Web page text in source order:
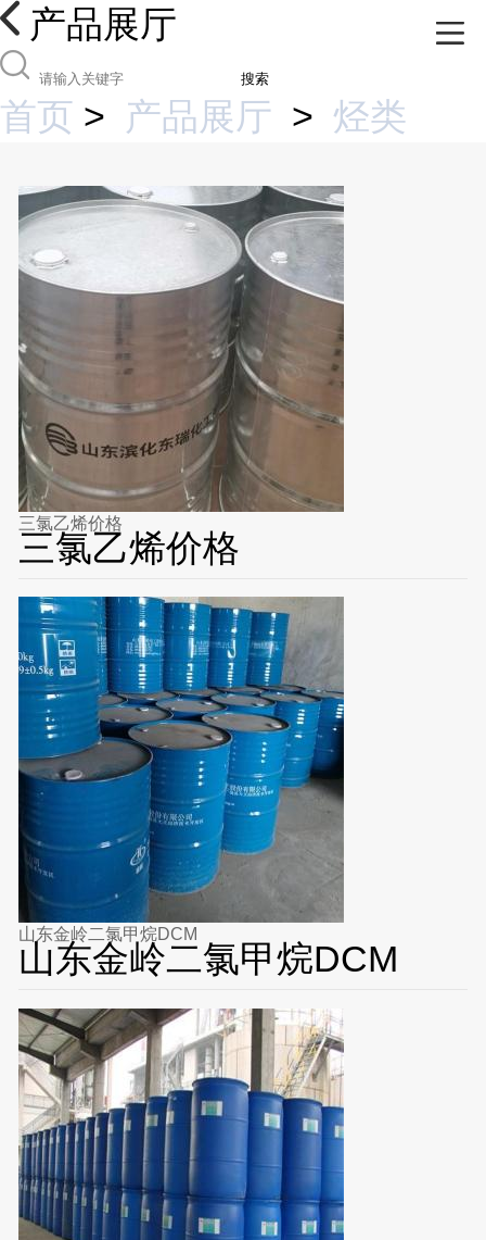
产品展厅
搜索
首页 > 产品展厅 > 烃类
三氯乙烯价格
三氯乙烯价格
山东金岭二氯甲烷DCM
山东金岭二氯甲烷DCM